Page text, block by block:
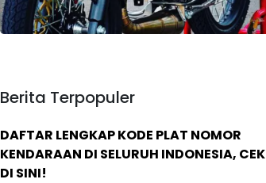
Berita Terpopuler
DAFTAR LENGKAP KODE PLAT NOMOR
KENDARAAN DI SELURUH INDONESIA, CEK
DI SINI!